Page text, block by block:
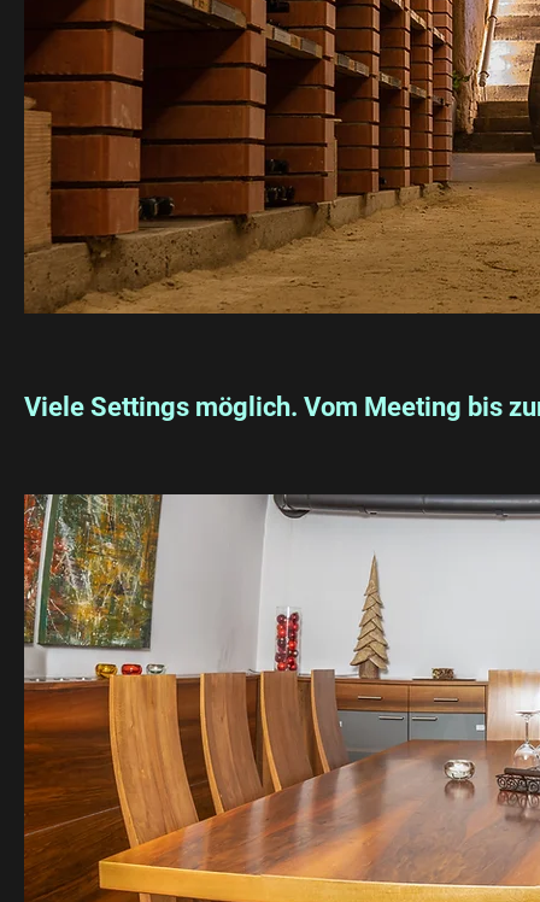
Viele Settings möglich. Vom Meeting bis